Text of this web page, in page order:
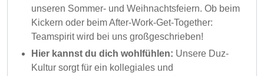
unseren Sommer- und Weihnachtsfeiern. Ob beim
Kickern oder beim After-Work-Get-Together:
Teamspirit wird bei uns großgeschrieben!
Hier kannst du dich wohlfühlen: Unsere Duz-
Kultur sorgt für ein kollegiales und